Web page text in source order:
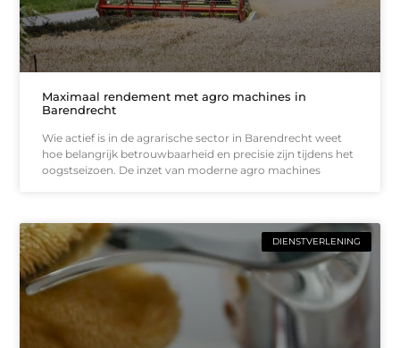
Maximaal rendement met agro machines in
Barendrecht
Wie actief is in de agrarische sector in Barendrecht weet
hoe belangrijk betrouwbaarheid en precisie zijn tijdens het
oogstseizoen. De inzet van moderne agro machines
DIENSTVERLENING